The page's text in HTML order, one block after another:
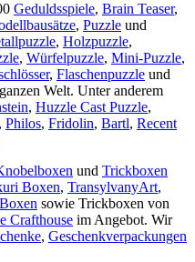
Geduldsspiele, Brain Teaser,
, Puzzle und
, Holzpuzzle,
, Würfelpuzzle, Mini-Puzzle,
, Flaschenpuzzle und
Welt. Unter anderem
, Huzzle Cast Puzzle,
, Philos, Fridolin, Bartl, Recent
und Trickboxen
Boxen, TransylvanyArt,
sowie Trickboxen von
Crafthouse im Angebot. Wir
, Geschenkverpackungen